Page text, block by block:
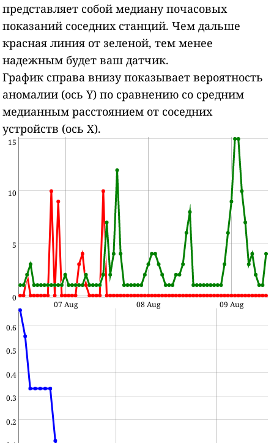
представляет собой медиану почасовых
показаний соседних станций. Чем дальше
красная линия от зеленой, тем менее
надежным будет ваш датчик.
График справа внизу показывает вероятность
аномалии (ось Y) по сравнению со средним
медианным расстоянием от соседних
устройств (ось X).
0
5
10
15
07 Aug 08 Aug 09 Aug
0.2
0.3
0.4
0.5
0.6